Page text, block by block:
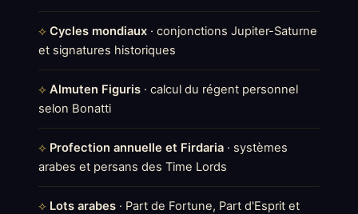
Cycles mondiaux · conjonctions Jupiter-Saturne
et signatures historiques
Almuten Figuris · calcul du régent personnel
selon Bonatti
Profection annuelle et Firdaria · systèmes
arabes et persans des Time Lords
Lots arabes · Part de Fortune, Part d'Esprit et